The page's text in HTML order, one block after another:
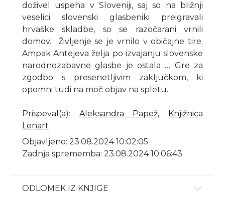
doživel uspeha v Sloveniji, saj so na bližnji
veselici slovenski glasbeniki preigravali
hrvaške skladbe, so se razočarani vrnili
domov. Življenje se je vrnilo v običajne tire.
Ampak Antejeva želja po izvajanju slovenske
narodnozabavne glasbe je ostala … Gre za
zgodbo s presenetljivim zaključkom, ki
opomni tudi na moč objav na spletu.
Prispeval(a): Aleksandra Papež,
Knjižnica
Lenart
Objavljeno: 23.08.2024 10:02:05
Zadnja sprememba: 23.08.2024 10:06:43
ODLOMEK IZ KNJIGE